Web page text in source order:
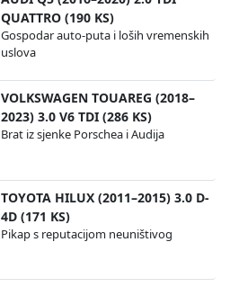
QUATTRO (190 KS)
Gospodar auto-puta i loših vremenskih
uslova
VOLKSWAGEN TOUAREG (2018–
2023) 3.0 V6 TDI (286 KS)
Brat iz sjenke Porschea i Audija
TOYOTA HILUX (2011–2015) 3.0 D-
4D (171 KS)
Pikap s reputacijom neuništivog